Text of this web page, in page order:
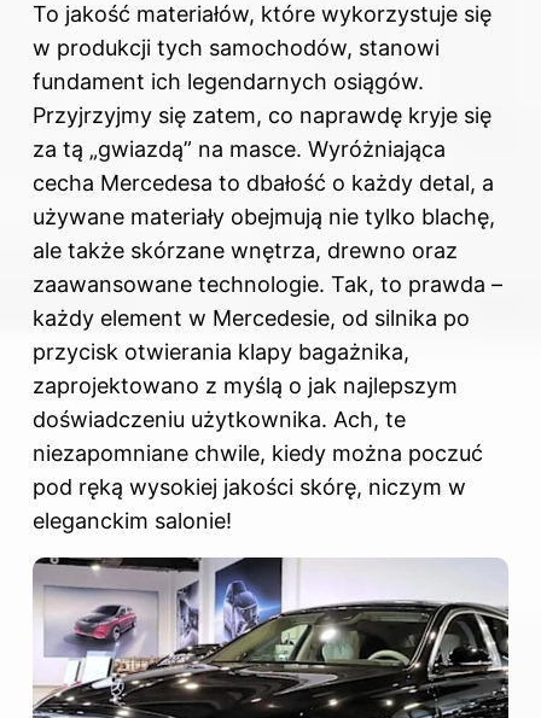
To jakość materiałów, które wykorzystuje się
w produkcji tych samochodów, stanowi
fundament ich legendarnych osiągów.
Przyjrzyjmy się zatem, co naprawdę kryje się
za tą „gwiazdą” na masce. Wyróżniająca
cecha Mercedesa to dbałość o każdy detal, a
używane materiały obejmują nie tylko blachę,
ale także skórzane wnętrza, drewno oraz
zaawansowane technologie. Tak, to prawda –
każdy element w Mercedesie, od silnika po
przycisk otwierania klapy bagażnika,
zaprojektowano z myślą o jak najlepszym
doświadczeniu użytkownika. Ach, te
niezapomniane chwile, kiedy można poczuć
pod ręką wysokiej jakości skórę, niczym w
eleganckim salonie!